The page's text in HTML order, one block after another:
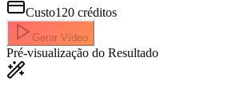
Custo120 créditos
Gerar Vídeo
Pré-visualização do Resultado